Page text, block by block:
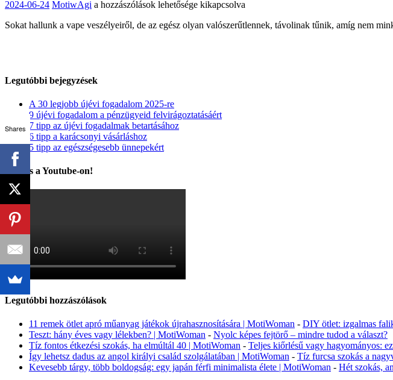
2024-06-24 MotiwAgi Egy
figyelmeztetése
a hozzászólások lehetősége kikapcsolva
Sokat hallunk a vape veszélyeiről, de az egész olyan valószerűtlennek, távolinak tűnik, amíg nem
Legutóbbi bejegyzések
A 30 legjobb újévi fogadalom 2025-re
9 újévi fogadalom a pénzügyeid felvirágoztatásáért
7 tipp az újévi fogadalmak betartásához
6 tipp a karácsonyi vásárláshoz
5 tipp az egészségesebb ünnepekért
Kövess a Youtube-on!
Legutóbbi hozzászólások
11 remek ötlet apró műanyag játékok újrahasznosítására | MotiWoman - DIY ötlet: izgalmas
Teszt: hány éves vagy lélekben? | MotiWoman - Nyolc képes fejtörő – mindre tudod a választ?
Tíz fontos étkezési szokás, ha elmúltál 40 | MotiWoman - Teljes kiőrlésű vagy hagyományos:
Így lehetsz dadus az angol királyi család szolgálatában | MotiWoman - Tíz furcsa szokás a
Kevesebb tárgy, több boldogság: egy japán férfi minimalista élete | MotiWoman - Hét szokás,
Shares